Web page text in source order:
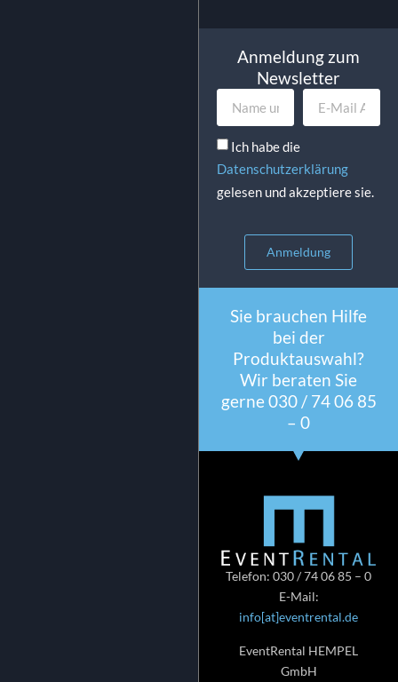
Anmeldung zum
Newsletter
Ich habe die
Datenschutzerklärung
gelesen und akzeptiere sie.
Anmeldung
Sie brauchen Hilfe
bei der
Produktauswahl?
Wir beraten Sie
gerne 030 / 74 06 85
– 0
Telefon: 030 / 74 06 85 – 0
E-Mail:
info[at]eventrental.de
EventRental HEMPEL
GmbH